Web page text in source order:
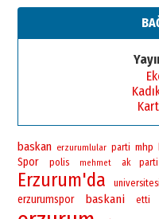
baskan erzurumlular parti mhp
Spor polis mehmet ak parti
Erzurum'da universitesi
erzurumspor baskani etti